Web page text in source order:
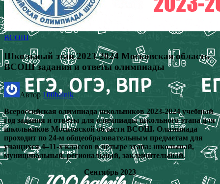
ВСОШ
Школьный этап 2023-2024 Московская область
ВСОШ задания и ответы олимпиады
Автор 100balnik
Всероссийская олимпиада школьников 2023-2024 учебный
год задания и ответы для олимпиады школьного этапа для
школьников Московской области ВСОШ. Олимпиада
проходит по 24-м общеобразовательным предметам для
учащихся 4–11-х классов в четыре этапа: школьный,
муниципальный, региональный, заключительный.
Сентябрь 2023